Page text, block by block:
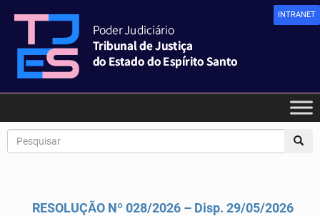
INTRANET
RESOLUÇÃO Nº 028/2026 – Disp. 29/05/2026